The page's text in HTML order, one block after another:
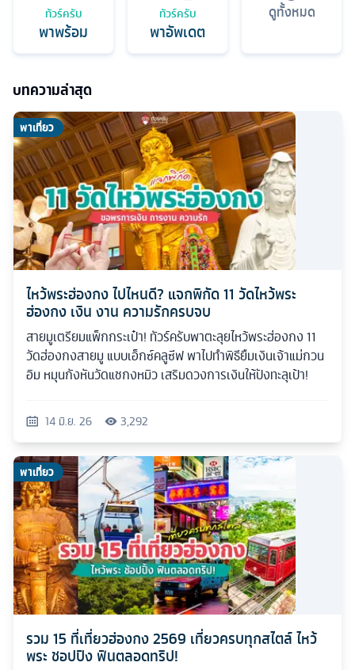
ทัวร์ครับ
พาพร้อม
ทัวร์ครับ
พาอัพเดต
ดูทั้งหมด
บทความล่าสุด
พาเที่ยว
ไหว้พระฮ่องกง ไปไหนดี? แจกพิกัด 11 วัดไหว้พระ
ฮ่องกง เงิน งาน ความรักครบจบ
สายมูเตรียมแพ็กกระเป๋า! ทัวร์ครับพาตะลุยไหว้พระฮ่องกง 11
วัดฮ่องกงสายมู แบบเอ็กซ์คลูซีฟ พาไปทำพิธียืมเงินเจ้าแม่กวน
อิม หมุนกังหันวัดแชกงหมิว เสริมดวงการเงินให้ปังทะลุเป้า!
14 มิ.ย. 26 3,292
พาเที่ยว
รวม 15 ที่เที่ยวฮ่องกง 2569 เที่ยวครบทุกสไตล์ ไหว้
พระ ชอปปิง ฟินตลอดทริป!